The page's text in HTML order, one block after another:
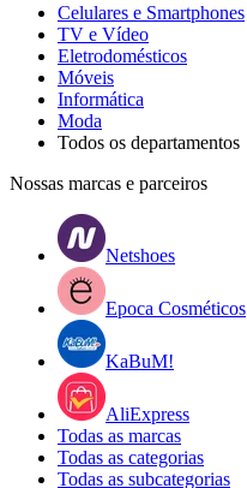
Celulares e Smartphones
TV e Vídeo
Eletrodomésticos
Móveis
Informática
Moda
Todos os departamentos
Nossas marcas e parceiros
Netshoes
Epoca Cosméticos
KaBuM!
AliExpress
Todas as marcas
Todas as categorias
Todas as subcategorias